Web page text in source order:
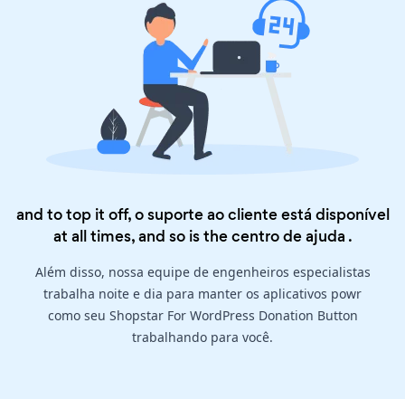
and to top it off, o suporte ao cliente está disponível
at all times, and so is thecentro de ajuda .
Além disso, nossa equipe de engenheiros especialistas
trabalha noite e dia para manter os aplicativos powr
como seu Shopstar For WordPress Donation Button
trabalhando para você.